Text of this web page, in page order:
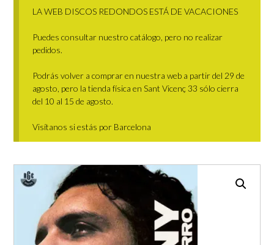
LA WEB DISCOS REDONDOS ESTÁ DE VACACIONES
Puedes consultar nuestro catálogo, pero no realizar
pedidos.
Podrás volver a comprar en nuestra web a partir del 29 de
agosto, pero la tienda física en Sant Vicenç 33 sólo cierra
del 10 al 15 de agosto.
Visítanos si estás por Barcelona